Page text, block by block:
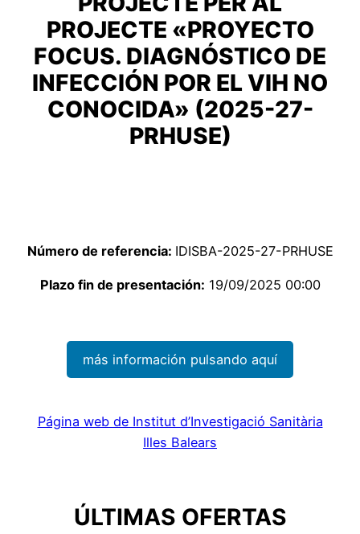
PROJECTE «PROYECTO
FOCUS. DIAGNÓSTICO DE
INFECCIÓN POR EL VIH NO
CONOCIDA» (2025-27-
PRHUSE)
Número de referencia: IDISBA-2025-27-PRHUSE
Plazo fin de presentación: 19/09/2025 00:00
más información pulsando aquí
Página web de Institut d’Investigació Sanitària
Illes Balears
ÚLTIMAS OFERTAS